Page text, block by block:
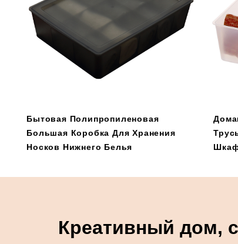
Бытовая Полипропиленовая
Большая Коробка Для Хранения
Носков Нижнего Белья
Креативный дом,